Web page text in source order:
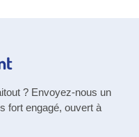
? Envoyez-nous un
fort engagé, ouvert à